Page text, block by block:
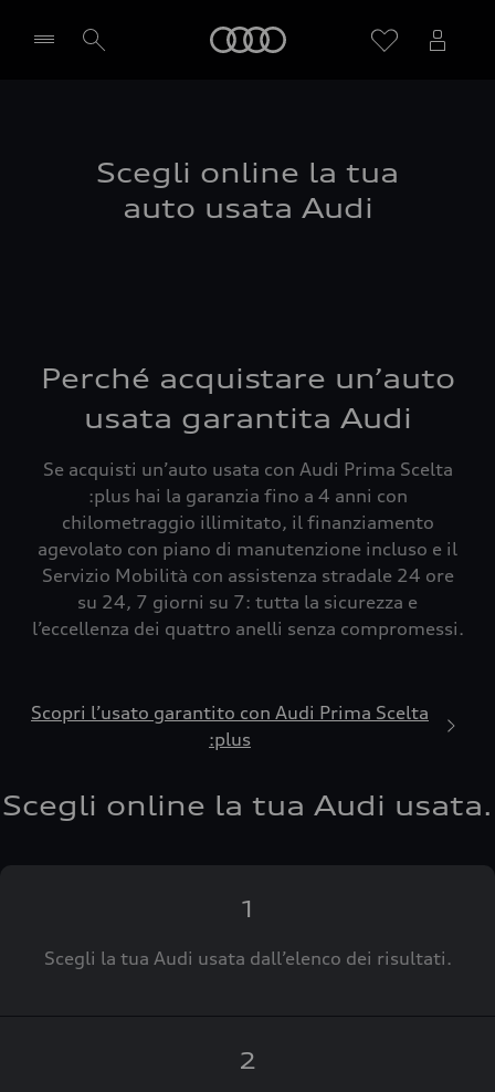
Scegli online la tua
auto usata Audi
Perché acquistare un’auto
usata garantita Audi
Se acquisti un’auto usata con Audi Prima Scelta
:plus hai la garanzia fino a 4 anni con
chilometraggio illimitato, il finanziamento
agevolato con piano di manutenzione incluso e il
Servizio Mobilità con assistenza stradale 24 ore
su 24, 7 giorni su 7: tutta la sicurezza e
l’eccellenza dei quattro anelli senza compromessi.
Scopri l’usato garantito con Audi Prima Scelta
:plus
Scegli online la tua Audi usata.
1
Scegli la tua Audi usata dall’elenco dei risultati.
2